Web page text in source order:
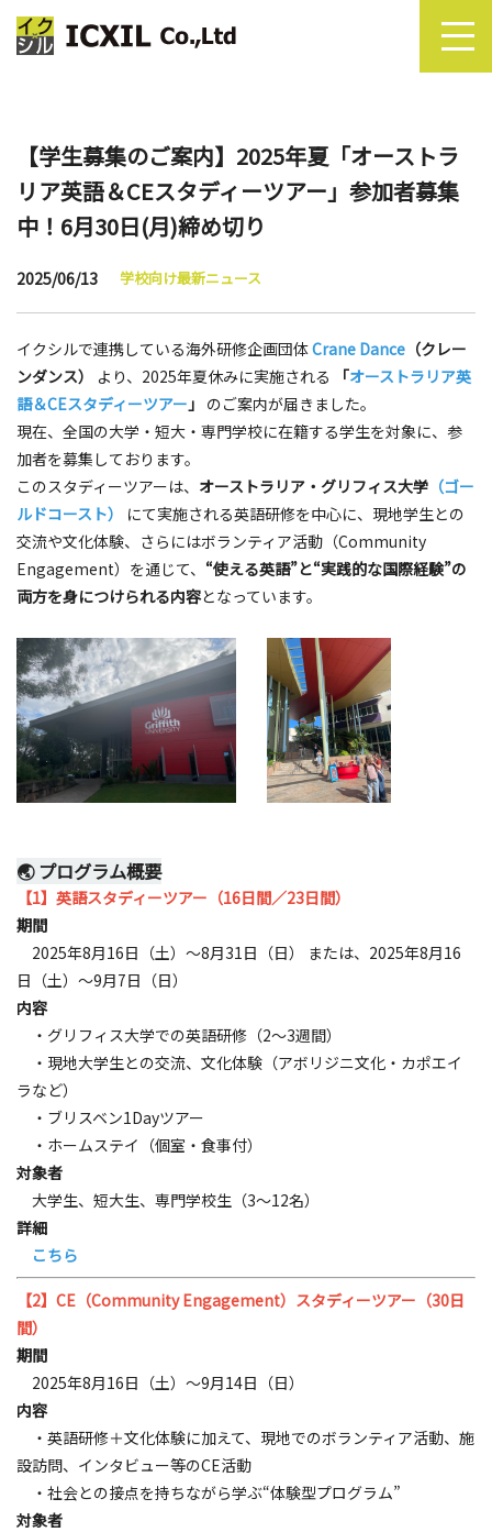
【学生募集のご案内】2025年夏「オーストラ
リア英語＆CEスタディーツアー」参加者募集
中！6月30日(月)締め切り
2025/06/13 学校向け最新ニュース
イクシルで連携している海外研修企画団体Crane Dance （クレー
ンダンス）
より、2025年夏休みに実施される 「オーストラリア英
語＆CEスタディーツアー」 のご案内が届きました。
現在、全国の大学・短大・専門学校に在籍する学生を対象に、参
加者を募集しております。
このスタディーツアーは、 オーストラリア・グリフィス大学 （ゴー
ルドコースト）
にて実施される英語研修を中心に、現地学生との
交流や文化体験、さらにはボランティア活動（Community
Engagement）を通じて、 “使える英語”と“実践的な国際経験”の
両方を身につけられる内容となっています。
🌏 プログラム概要
【1】英語スタディーツアー（16日間／23日間）
期間
2025年8月16日（土）～8月31日（日） または、2025年8月16
日（土）～9月7日（日）
内容
・グリフィス大学での英語研修（2〜3週間）
・現地大学生との交流、文化体験（アボリジニ文化・カポエイ
ラなど）
・ブリスベン1Dayツアー
・ホームステイ（個室・食事付）
対象者
大学生、短大生、専門学校生（3〜12名）
詳細
こちら
【2】CE（Community Engagement）スタディーツアー（30日
間）
期間
2025年8月16日（土）～9月14日（日）
内容
・英語研修＋文化体験に加えて、現地でのボランティア活動、施
設訪問、インタビュー等のCE活動
・社会との接点を持ちながら学ぶ“体験型プログラム”
対象者